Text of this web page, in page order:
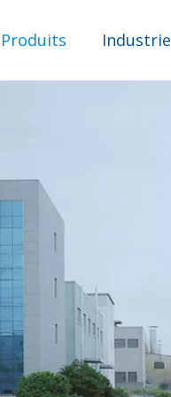
Produits Industrie